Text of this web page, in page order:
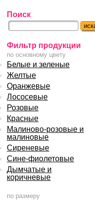
Поиск
Фильтр продукции
по основному цвету
Белые и зеленые
Желтые
Оранжевые
Лососевые
Розовые
Красные
Малиново-розовые и
малиновые
Сиреневые
Сине-фиолетовые
Дымчатые и
коричневые
по размеру